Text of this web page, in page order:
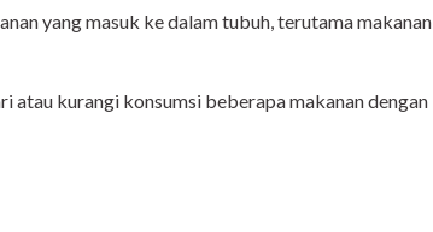
yang masuk ke dalam tubuh, terutama makanan
atau kurangi konsumsi beberapa makanan dengan